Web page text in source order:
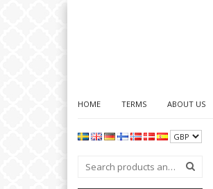
HOME TERMS ABOUT US